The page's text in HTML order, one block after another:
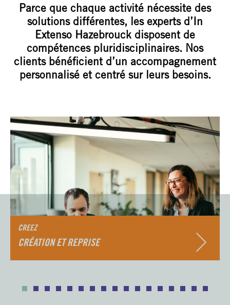
Parce que chaque activité nécessite des
solutions différentes, les experts d’In
Extenso Hazebrouck disposent de
compétences pluridisciplinaires. Nos
clients bénéficient d’un accompagnement
personnalisé et centré sur leurs besoins.
CREEZ
CRÉATION ET REPRISE